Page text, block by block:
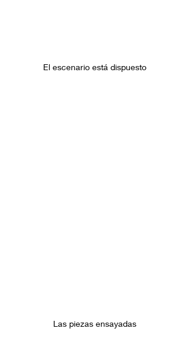
El escenario está dispuesto
Las piezas ensayadas